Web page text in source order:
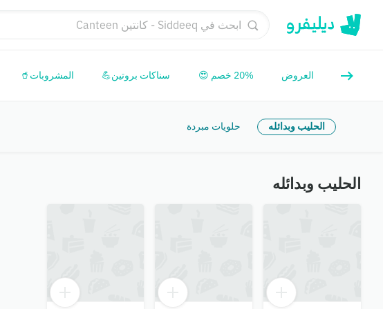
العروض 20% خصم 😍 سناكات بروتين💪 المشروبات🥤
الحليب وبدائله حلويات مبردة
الحليب وبدائله